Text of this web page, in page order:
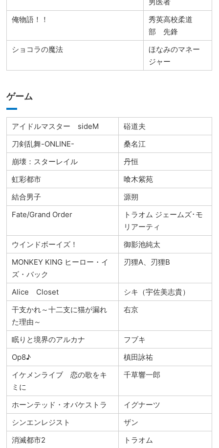
俺物語！！
秀英高校柔道
部 先鋒
ショコラの魔法
ほなみのマネー
ジャー
ゲーム
アイドルマスター sideM
硲道夫
刀剣乱舞-ONLINE-
桑名江
崩壊：スターレイル
丹恒
虹彩都市
喰木紫苑
結合男子
源朔
Fate/Grand Order
トラオム ジェームズ･モ
リアーティ
ウインドボーイズ！
御影池純太
MONKEY KING ヒーロー・イ
ズ・バック
刃狸A、刃狸B
Alice Closet
シキ（宇佐美志貴）
干支かれ～十二支に猫が漏れ
た理由～
右京
眠りと境界のアルカナ
フブキ
Op8♪
槙田詠祐
イケメンライブ 恋の歌をキ
ミに
千草響一郎
ホーンテッド・オバケストラ
イグナーツ
シンエンレジスト
ザン
消滅都市2
トラオム